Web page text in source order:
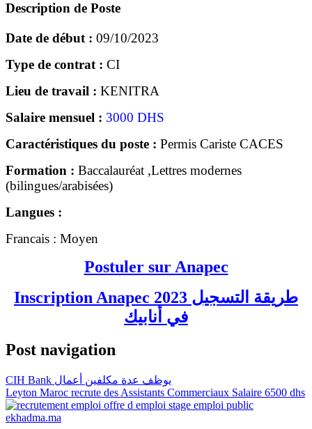
Description de Poste
Date de début : 09/10/2023
Type de contrat : CI
Lieu de travail : KENITRA
Salaire mensuel : 3000 DHS
Caractéristiques du poste : Permis Cariste CACES
Formation : Baccalauréat ,Lettres modernes
(bilingues/arabisées)
Langues :
Francais : Moyen
Postuler sur Anapec
Inscription Anapec 2023 طريقة التسجيل
في أنابيك
Post navigation
CIH Bank يوظف عدة مكلفين أعمال
Leyton Maroc recrute des Assistants Commerciaux Salaire 6500 dhs